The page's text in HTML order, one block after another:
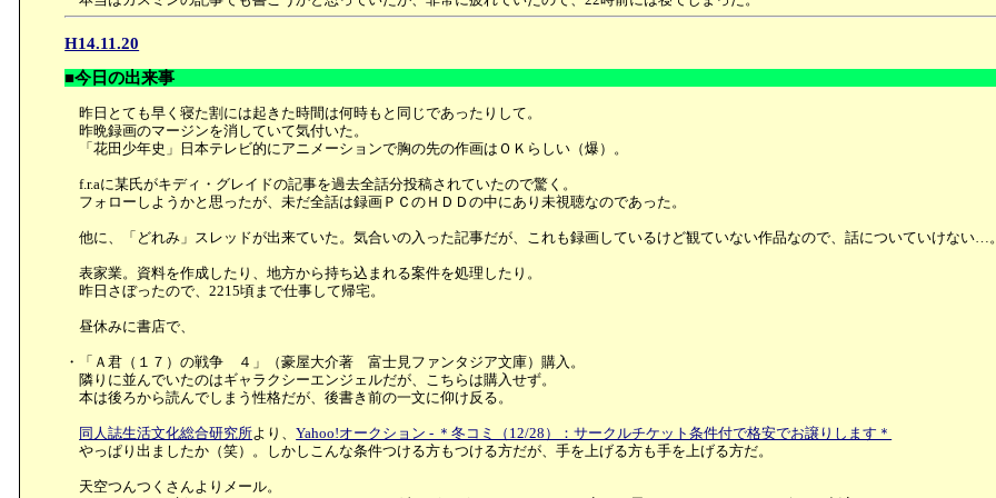
H14.11.20
■今日の出来事
昨日とても早く寝た割には起きた時間は何時もと同じであったりして。
昨晩録画のマージンを消していて気付いた。
「花田少年史」日本テレビ的にアニメーションで胸の先の作画はＯＫらしい（爆）。
f.r.aに某氏がキディ・グレイドの記事を過去全話分投稿されていたので驚く。
フォローしようかと思ったが、未だ全話は録画ＰＣのＨＤＤの中にあり未視聴なのであった。
他に、「どれみ」スレッドが出来ていた。気合いの入った記事だが、これも録画しているけど観ていない作品なので、話についていけない…
表家業。資料を作成したり、地方から持ち込まれる案件を処理したり。
昨日さぼったので、2215頃まで仕事して帰宅。
昼休みに書店で、
・「Ａ君（１７）の戦争 ４」（豪屋大介著 富士見ファンタジア文庫）購入。
隣りに並んでいたのはギャラクシーエンジェルだが、こちらは購入せず。
本は後ろから読んでしまう性格だが、後書き前の一文に仰け反る。
同人誌生活文化総合研究所より、Yahoo!オークション - ＊冬コミ（12/28）：サークルチケット条件付で格安でお譲りします＊
やっぱり出ましたか（笑）。しかしこんな条件つける方もつける方だが、手を上げる方も手を上げる方だ。
天空つんつくさんよりメール。